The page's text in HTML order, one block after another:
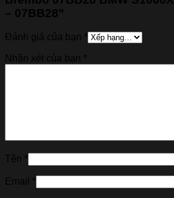
– 07BB28”
Đánh giá của bạn *
Nhận xét của bạn *
Tên *
Email *